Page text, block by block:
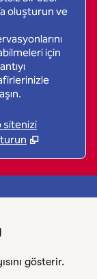
oluşturun ve
için
sitenizi
1/4
gösterir.